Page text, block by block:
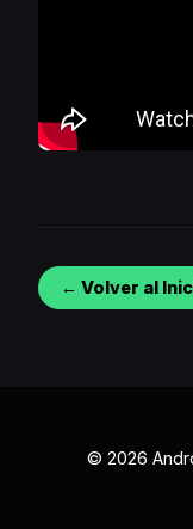
← Volver al
© 2026